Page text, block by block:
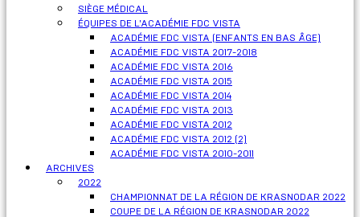
SIÈGE MÉDICAL
ÉQUIPES DE L'ACADÉMIE FDC VISTA
ACADÉMIE FDC VISTA (ENFANTS EN BAS ÂGE)
ACADÉMIE FDC VISTA 2017-2018
ACADÉMIE FDC VISTA 2016
ACADÉMIE FDC VISTA 2015
ACADÉMIE FDC VISTA 2014
ACADÉMIE FDC VISTA 2013
ACADÉMIE FDC VISTA 2012
ACADÉMIE FDC VISTA 2012 (2)
ACADÉMIE FDC VISTA 2010-2011
ARCHIVES
2022
CHAMPIONNAT DE LA RÉGION DE KRASNODAR 2022
COUPE DE LA RÉGION DE KRASNODAR 2022